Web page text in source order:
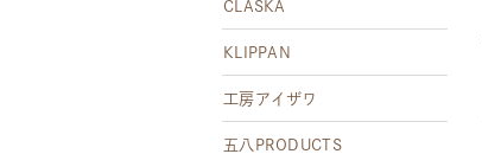
CLASKA
KLIPPAN
工房アイザワ
五八PRODUCTS